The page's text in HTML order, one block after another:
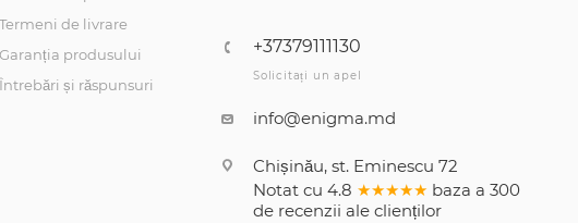
Termeni de livrare
Garanția produsului
Întrebări și răspunsuri
+37379111130
Solicitați un apel
info@enigma.md
Chișinău, st. Eminescu 72
Notat cu 4.8 ★★★★★ baza a 300
de recenzii ale clienților